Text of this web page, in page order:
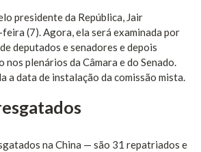
presidente da República, Jair
(7). Agora, ela será examinada por
deputados e senadores e depois
plenários da Câmara e do Senado.
a data de instalação da comissão mista.
na China — são 31 repatriados e